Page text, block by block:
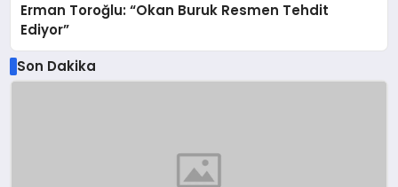
Erman Toroğlu: “Okan Buruk Resmen Tehdit
Ediyor”
Son Dakika